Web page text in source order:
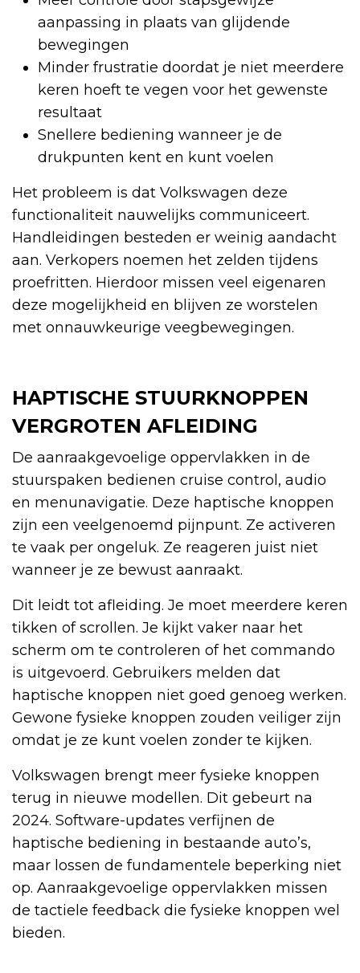
aanpassing in plaats van glijdende
bewegingen
Minder frustratie doordat je niet meerdere
keren hoeft te vegen voor het gewenste
resultaat
Snellere bediening wanneer je de
drukpunten kent en kunt voelen
Het probleem is dat Volkswagen deze
functionaliteit nauwelijks communiceert.
Handleidingen besteden er weinig aandacht
aan. Verkopers noemen het zelden tijdens
proefritten. Hierdoor missen veel eigenaren
deze mogelijkheid en blijven ze worstelen
met onnauwkeurige veegbewegingen.
HAPTISCHE STUURKNOPPEN
VERGROTEN AFLEIDING
De aanraakgevoelige oppervlakken in de
stuurspaken bedienen cruise control, audio
en menunavigatie. Deze haptische knoppen
zijn een veelgenoemd pijnpunt. Ze activeren
te vaak per ongeluk. Ze reageren juist niet
wanneer je ze bewust aanraakt.
Dit leidt tot afleiding. Je moet meerdere keren
tikken of scrollen. Je kijkt vaker naar het
scherm om te controleren of het commando
is uitgevoerd. Gebruikers melden dat
haptische knoppen niet goed genoeg werken.
Gewone fysieke knoppen zouden veiliger zijn
omdat je ze kunt voelen zonder te kijken.
Volkswagen brengt meer fysieke knoppen
terug in nieuwe modellen. Dit gebeurt na
2024. Software-updates verfijnen de
haptische bediening in bestaande auto’s,
maar lossen de fundamentele beperking niet
op. Aanraakgevoelige oppervlakken missen
de tactiele feedback die fysieke knoppen wel
bieden.